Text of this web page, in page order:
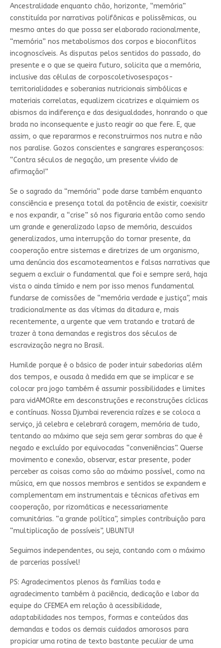
Ancestralidade enquanto chão, horizonte, “memória”
constituída por narrativas polifônicas e polissêmicas, ou
mesmo antes do que possa ser elaborado racionalmente,
“memória” nos metabolismos dos corpos e bio­conflitos
incognoscíveis. As disputas pelos sentidos do passado, do
presente e o que se queira futuro, solicita que a memória,
inclusive das células de corpos­coletivos­espaços­
territorialidades e soberanias nutricionais simbólicas e
materiais correlatas, equalizem cicatrizes e alquimiem os
abismos da indiferença e das desigualdades, honrando o que
brada no inconsequente e justo reagir ao que fere. E, que
assim, o que repararmos e reconstruirmos nos nutra e não
nos paralise. Gozos conscientes e sangrares esperançosos:
“Contra séculos de negação, um presente vívido de
afirmação!”
Se o sagrado da “memória” pode dar­se também enquanto
consciência e presença total da potência de existir, coexisitr
e nos expandir, a “crise” só nos figuraria então como sendo
um grande e generalizado lapso de memória, descuidos
generalizados, uma interrupção do tornar presente, da
cooperação entre sistemas e diretrizes de um organismo,
uma denúncia dos escamoteamentos e falsas narrativas que
seguem a excluir o fundamental que foi e sempre será, haja
vista o ainda tímido e nem por isso menos fundamental
fundar­se de comissões de “memória verdade e justiça”, mais
tradicionalmente as das vítimas da ditadura e, mais
recentemente, a urgente que vem tratando e tratará de
trazer à tona demandas e registros dos séculos de
escravização negra no Brasil.
Humilde porque é o básico de poder intuir sabedorias além
dos tempos, e ousada à medida em que se implicar e se
colocar pra jogo também é assumir possibilidades e limites
para vidAMORte em desconstruções e reconstruções cíclicas
e contínuas. Nossa Djumbai reverencia raízes e se coloca a
serviço, já celebra e celebrará coragem, memória de tudo,
tentando ao máximo que seja sem gerar sombras do que é
negado e excluído por equivocadas “conveniências”. Quer­se
movimento e conexão, observar, estar presente, poder
perceber as coisas como são ao máximo possível, como na
música, em que nossos membros e sentidos se expandem e
complementam em instrumentais e técnicas afetivas em
cooperação, por rizomáticas e necessariamente
comunitárias. “a grande política”, simples contribuição para
“multiplicação de possíveis”, UBUNTU!
Seguimos independentes, ou seja, contando com o máximo
de parcerias possível!
PS: Agradecimentos plenos às famílias toda e
agradecimento também à paciência, dedicação e labor da
equipe do CFEMEA em relação à acessibilidade,
adaptabilidades nos tempos, formas e conteúdos das
demandas e todos os demais cuidados amorosos para
propiciar uma rotina de texto bastante peculiar de uma